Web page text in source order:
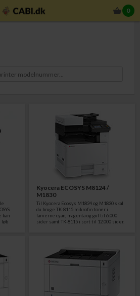
0
Søger du Kyocera printerpatroner til nogle af
er det formentlig noget, vi sagtens kan skaffe.
kan
løb
Kyocera ECOSYS M8124 /
M1830
Til Kyocera Ecosys M1824 og M1830 skal
du bruge TK-8115 mikrofin toner i
farverne cyan, magenta og gul til 6.000
sider samt TK-8115 i sort til 12.000 sider.